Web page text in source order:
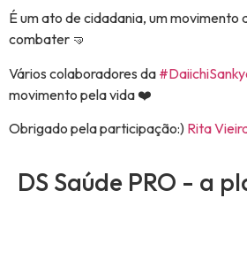
É um ato de cidadania, um
combater 🤜
Vários colaboradores da #
movimento pela vida ❤️
Obrigado pela participação:) Rita
DS Saúde PRO - a